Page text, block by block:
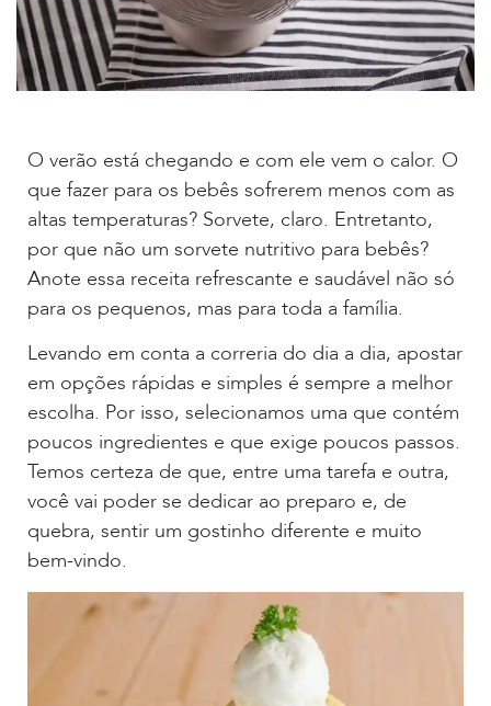
O verão está chegando e com ele vem o calor. O
que fazer para os bebês sofrerem menos com as
altas temperaturas? Sorvete, claro. Entretanto,
por que não um sorvete nutritivo para bebês?
Anote essa receita refrescante e saudável não só
para os pequenos, mas para toda a família.
Levando em conta a correria do dia a dia, apostar
em opções rápidas e simples é sempre a melhor
escolha. Por isso, selecionamos uma que contém
poucos ingredientes e que exige poucos passos.
Temos certeza de que, entre uma tarefa e outra,
você vai poder se dedicar ao preparo e, de
quebra, sentir um gostinho diferente e muito
bem-vindo.